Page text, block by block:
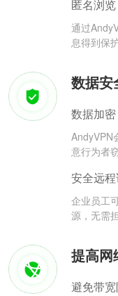
匿名浏览
通过
息得到保护
数据安
数据加密
AndyVPN
意行为者
安全远
企业员工
源，无需
提高网
避免带